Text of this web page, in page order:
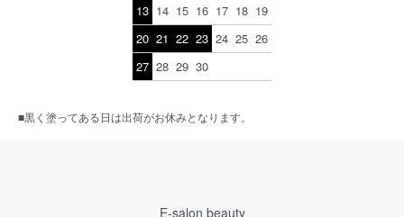
13 14 15 16 17 18 19
20 21 22 23 24 25 26
27 28 29 30
■黒く塗ってある日は出荷がお休みとなります。
E-salon beauty